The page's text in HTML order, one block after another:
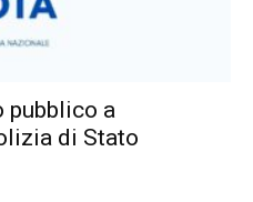
pubblico a
di Stato